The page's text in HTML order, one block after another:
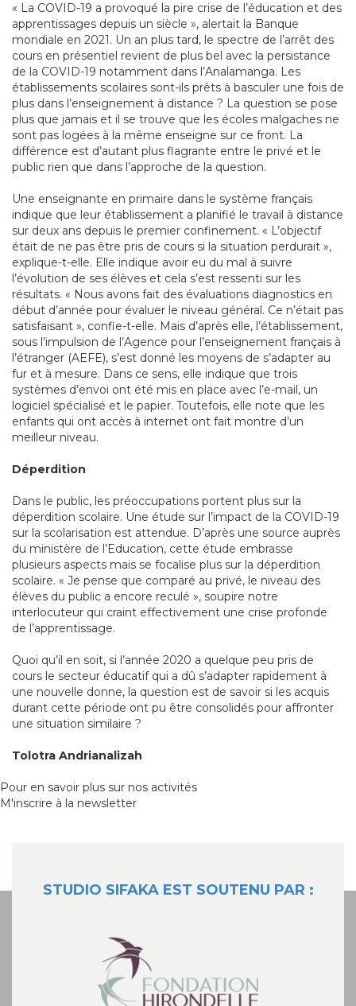
« La COVID-19 a provoqué la pire crise de l’éducation et des
apprentissages depuis un siècle », alertait la Banque
mondiale en 2021. Un an plus tard, le spectre de l’arrêt des
cours en présentiel revient de plus bel avec la persistance
de la COVID-19 notamment dans l’Analamanga. Les
établissements scolaires sont-ils prêts à basculer une fois de
plus dans l’enseignement à distance ? La question se pose
plus que jamais et il se trouve que les écoles malgaches ne
sont pas logées à la même enseigne sur ce front. La
différence est d’autant plus flagrante entre le privé et le
public rien que dans l’approche de la question.
Une enseignante en primaire dans le système français
indique que leur établissement a planifié le travail à distance
sur deux ans depuis le premier confinement. « L’objectif
était de ne pas être pris de cours si la situation perdurait »,
explique-t-elle. Elle indique avoir eu du mal à suivre
l’évolution de ses élèves et cela s’est ressenti sur les
résultats. « Nous avons fait des évaluations diagnostics en
début d’année pour évaluer le niveau général. Ce n’était pas
satisfaisant », confie-t-elle. Mais d’après elle, l’établissement,
sous l’impulsion de l’Agence pour l’enseignement français à
l’étranger (AEFE), s’est donné les moyens de s’adapter au
fur et à mesure. Dans ce sens, elle indique que trois
systèmes d’envoi ont été mis en place avec l’e-mail, un
logiciel spécialisé et le papier. Toutefois, elle note que les
enfants qui ont accès à internet ont fait montre d’un
meilleur niveau.
Déperdition
Dans le public, les préoccupations portent plus sur la
déperdition scolaire. Une étude sur l’impact de la COVID-19
sur la scolarisation est attendue. D’après une source auprès
du ministère de l’Education, cette étude embrasse
plusieurs aspects mais se focalise plus sur la déperdition
scolaire. « Je pense que comparé au privé, le niveau des
élèves du public a encore reculé », soupire notre
interlocuteur qui craint effectivement une crise profonde
de l’apprentissage.
Quoi qu’il en soit, si l’année 2020 a quelque peu pris de
cours le secteur éducatif qui a dû s’adapter rapidement à
une nouvelle donne, la question est de savoir si les acquis
durant cette période ont pu être consolidés pour affronter
une situation similaire ?
Tolotra Andrianalizah
Pour en savoir plus sur nos activités
M'inscrire à la newsletter
STUDIO SIFAKA EST SOUTENU PAR :